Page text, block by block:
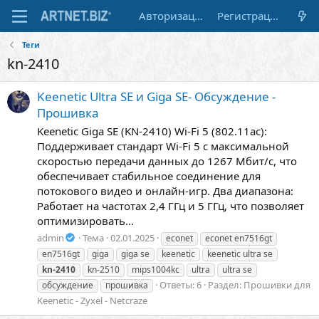
Авторизация Регистрация
Теги
kn-2410
Keenetic Ultra SE и Giga SE- Обсуждение -
Прошивка
Keenetic Giga SE (KN-2410) Wi-Fi 5 (802.11ac):
Поддерживает стандарт Wi-Fi 5 с максимальной
скоростью передачи данных до 1267 Мбит/с, что
обеспечивает стабильное соединение для
потокового видео и онлайн-игр. Два диапазона:
Работает на частотах 2,4 ГГц и 5 ГГц, что позволяет
оптимизировать...
admin Тема 02.01.2025 econet
econet en7516gt
en7516gt
giga giga se keenetic
keenetic ultra se
kn-2410
kn-2510 mips1004kc ultra
ultra se
обсуждение
прошивка Ответы: 6 Раздел: Прошивки для
Keenetic - Zyxel - Netcraze